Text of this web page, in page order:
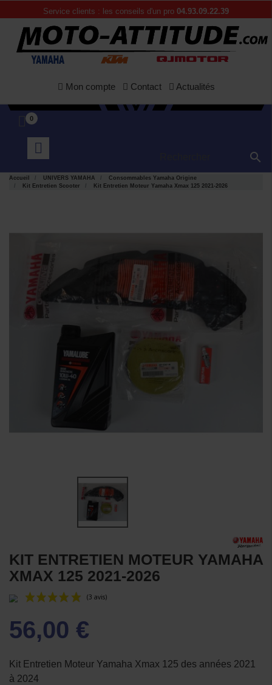
Service clients : les conseils d'un pro 04.93.09.22.39
Mon compte Contact Actualités
0

Accueil UNIVERS YAMAHA
Consommables Yamaha Origine
Kit Entretien Scooter
Kit Entretien Moteur Yamaha Xmax 125 2021-2026
KIT ENTRETIEN MOTEUR YAMAHA
XMAX 125 2021-2026
56,00 €
Kit Entretien Moteur Yamaha Xmax 125 des années 2021
à 2024